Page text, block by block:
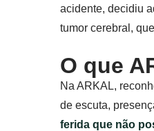
acidente, decidiu
tumor cerebral,
O que
Na ARKAL,
de escuta,
ferida que não